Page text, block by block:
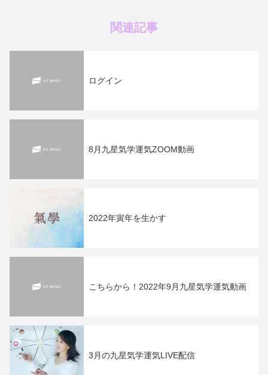
関連記事
ログイン
8月九星気学運気ZOOM動画
2022年寅年を生かす
こちらから！2022年9月九星気学運気動画
3月の九星気学運気LIVE配信